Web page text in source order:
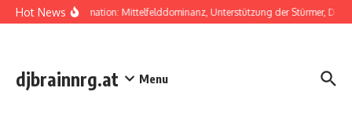
Skip to content
Hot News
4-1-3-2 Formation: Mittelfelddominanz, Unterstützung der Stürmer,
djbrainnrg.at Menu